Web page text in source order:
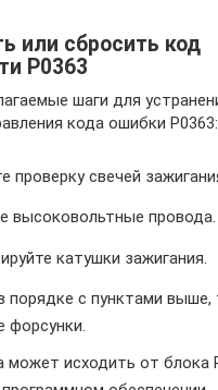
или сбросить код
P0363
шаги для
кода ошибки P0363:
проверку свечей
высоковольтные провода.
катушки зажигания.
порядке с пунктами выше,
форсунки.
может исходить от блока